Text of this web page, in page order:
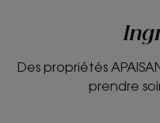
Des propriétés
prendre